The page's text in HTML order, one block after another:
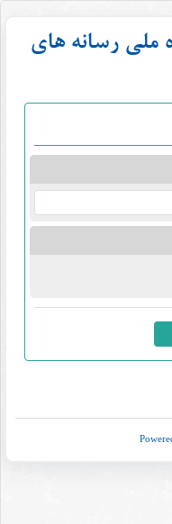
ملی رسانه های